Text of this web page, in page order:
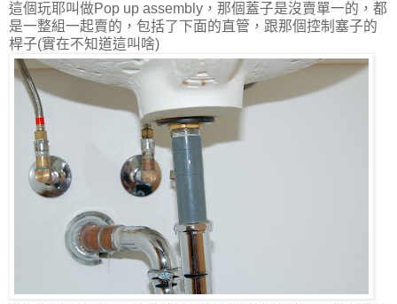
這個玩耶叫做Pop up assembly，那個蓋子是沒賣單一的，都
是一整組一起賣的，包括了下面的直管，跟那個控制塞子的
桿子(實在不知道這叫啥)